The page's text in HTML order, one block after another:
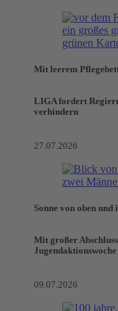
Mit leerem
LIGA fordert
verhindern
27.07.2026
Sonne von oben und
Mit großer
09.07.2026